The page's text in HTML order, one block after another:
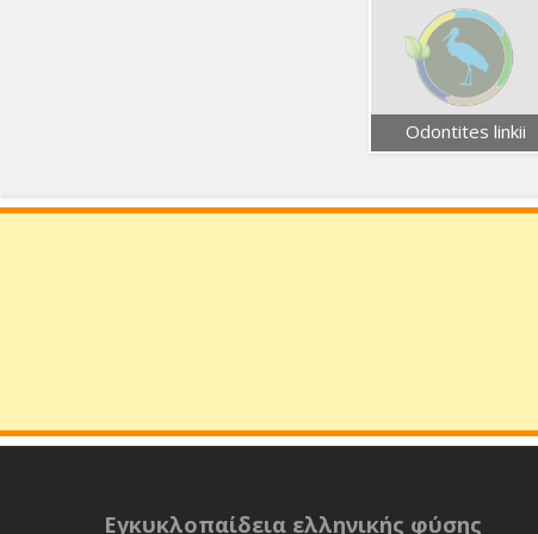
Odontites linkii
Εγκυκλοπαίδεια ελληνικής φύσης